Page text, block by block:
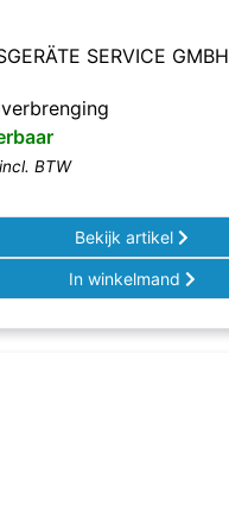
SERVICE GMBH
incl. BTW
Bekijk artikel
In winkelmand